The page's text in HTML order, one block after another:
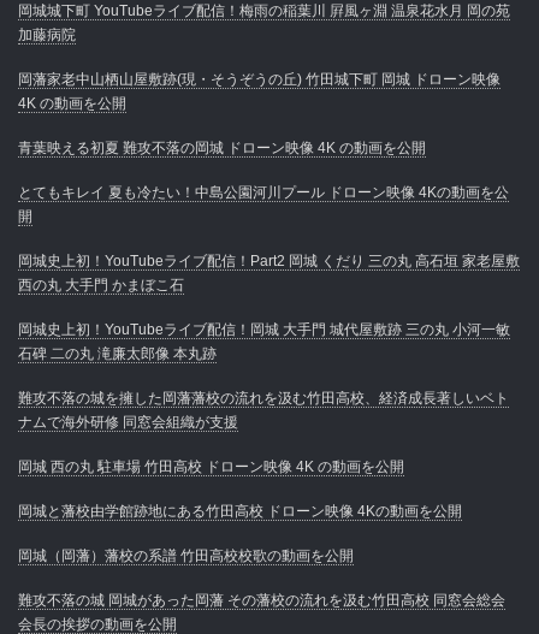
岡城城下町 YouTubeライブ配信！梅雨の稲葉川 屛風ヶ淵 温泉花水月 岡の苑
加藤病院
岡藩家老中山栖山屋敷跡(現・そうぞうの丘) 竹田城下町 岡城 ドローン映像
4K の動画を公開
青葉映える初夏 難攻不落の岡城 ドローン映像 4K の動画を公開
とてもキレイ 夏も冷たい！中島公園河川プール ドローン映像 4Kの動画を公
開
岡城史上初！YouTubeライブ配信！Part2 岡城 くだり 三の丸 高石垣 家老屋敷
西の丸 大手門 かまぼこ石
岡城史上初！YouTubeライブ配信！岡城 大手門 城代屋敷跡 三の丸 小河一敏
石碑 二の丸 滝廉太郎像 本丸跡
難攻不落の城を擁した岡藩藩校の流れを汲む竹田高校、経済成長著しいベト
ナムで海外研修 同窓会組織が支援
岡城 西の丸 駐車場 竹田高校 ドローン映像 4K の動画を公開
岡城と藩校由学館跡地にある竹田高校 ドローン映像 4Kの動画を公開
岡城（岡藩）藩校の系譜 竹田高校校歌の動画を公開
難攻不落の城 岡城があった岡藩 その藩校の流れを汲む竹田高校 同窓会総会
会長の挨拶の動画を公開